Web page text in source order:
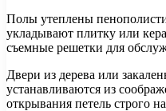
Полы утеплены
укладывают плитку или
съемные решетки для
Двери из дерева или
устанавливаются из
открывания петель строго